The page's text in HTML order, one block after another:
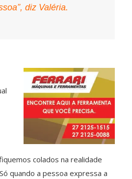
diz Valéria.
colados na realidade
quando a pessoa expressa a